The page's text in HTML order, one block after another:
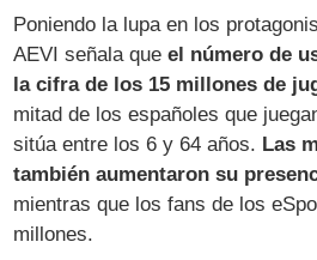
Poniendo la lupa en los
AEVI señala queel número de
la cifra de los 15 millones de
mitad de los españoles que
sitúa entre los 6 y 64 años. Las
también aumentaron su
mientras que los fans de los
millones.